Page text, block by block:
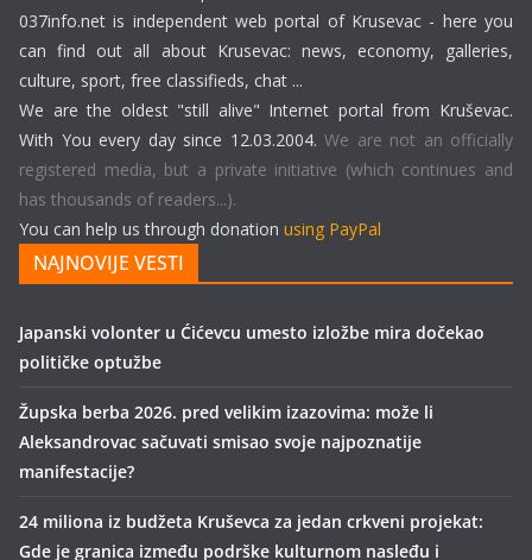
037info.net is independent web portal of Krusevac - here you
can find out all about Krusevac: news, economy, galleries,
culture, sport, free classifieds, chat ...
We are the oldest "still alive" Internet portal from Kruševac.
With You every day since 12.03.2004. We are not an officially
registered media, but a private initiative (which continues and
has thousands of readers...).
You can help us through donation using PayPal
NAJNOVIJE VESTI
Japanski volonter u Ćićevcu umesto izložbe mira dočekao
političke optužbe
Župska berba 2026. pred velikim izazovima: može li
Aleksandrovac sačuvati smisao svoje najpoznatije
manifestacije?
24 miliona iz budžeta Kruševca za jedan crkveni projekat:
Gde je granica između podrške kulturnom nasleđu i